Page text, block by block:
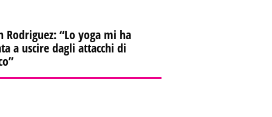
Rodriguez: “Lo yoga mi ha
a uscire dagli attacchi di